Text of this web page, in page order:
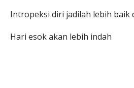
Intropeksi diri jadilah lebih baik
Hari esok akan lebih indah